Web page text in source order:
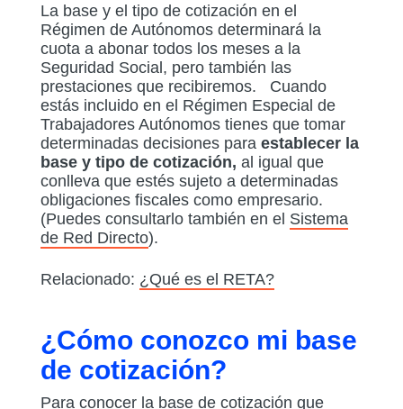
La base y el tipo de cotización en el
Régimen de Autónomos determinará la
cuota a abonar todos los meses a la
Seguridad Social, pero también las
prestaciones que recibiremos. Cuando
estás incluido en el Régimen Especial de
Trabajadores Autónomos tienes que tomar
determinadas decisiones para establecer la
base y tipo de cotización, al igual que
conlleva que estés sujeto a determinadas
obligaciones fiscales como empresario.
(Puedes consultarlo también en el Sistema
de Red Directo).
Relacionado: ¿Qué es el RETA?
¿Cómo conozco mi base
de cotización?
Para conocer la base de cotización que